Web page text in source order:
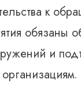
к
обязаны
и